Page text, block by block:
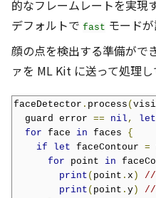
的なフレームレートを実現
デフォルトで fast モードが
顔の点を検出する準備がで
ァを ML Kit に送って処理し
faceDetector . process (
  guard error
== nil , let
for face in faces {
if
let faceContour =
for point in
print ( point . x )
//
print ( point . y )
//